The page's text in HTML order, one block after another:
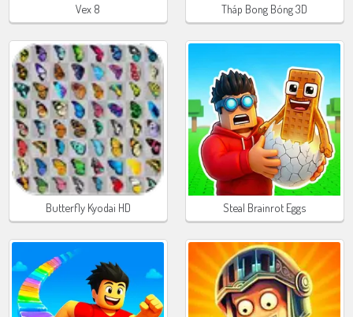
Vex 8 Tháp Bong Bóng 3D
Butterfly Kyodai HD Steal Brainrot Eggs